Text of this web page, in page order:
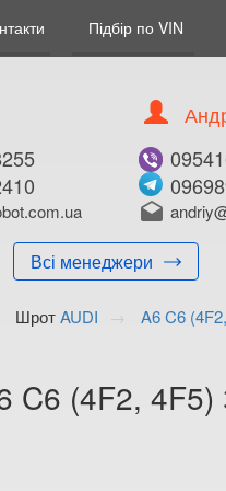
Підбір по VIN
Всі менеджери
drafts
ШротAUDI A6 C6
C6 (4F2,
В